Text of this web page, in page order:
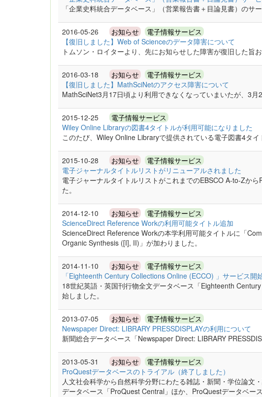
「企業史料統合データベース」（営業報告書＋目論見書）のサ
2016-05-26 お知らせ 電子情報サービス
【復旧しました】Web of Scienceのデータ障害について
トムソン・ロイターより、先にお知らせした障害が復旧した旨
2016-03-18 お知らせ 電子情報サービス
【復旧しました】MathSciNetのアクセス障害について
MathSciNet3月17日頃より利用できなくなっていまいたが、3月
2015-12-25 電子情報サービス
Wiley Online Libraryの図書4タイトルが利用可能になりました
このたび、Wiley Online Libraryで提供されている電子図書4タイ
2015-10-28 お知らせ 電子情報サービス
電子ジャーナルタイトルリストがリニューアルされました
電子ジャーナルタイトルリストがこれまでのEBSCO A-to-Zか
た。
2014-12-10 お知らせ 電子情報サービス
ScienceDirect Reference Workの利用可能タイトル追加
ScienceDirect Reference Workの本学利用可能タイトルに「
Organic Synthesis ([I], II)」が加わりました。
2014-11-10 お知らせ 電子情報サービス
「Eighteenth Century Collections Online (ECCO) 」サービス開
18世紀英語・英国刊行物全文データベース「Eighteenth
始しました。
2013-07-05 お知らせ 電子情報サービス
Newspaper Direct: LIBRARY PRESSDISPLAYの利用について
新聞総合データベース「Newspaper Direct: LIBRARY
2013-05-31 お知らせ 電子情報サービス
ProQuestデータベースのトライアル（終了しました）
人文社会科学から自然科学分野にわたる雑誌・新聞・学位論文
データベース「ProQuest Central」ほか、ProQuestデータベー